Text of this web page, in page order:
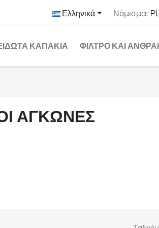
Ελληνικά Νόμισμα:
ΚΑΠΆΚΙΑ ΦΊΛΤΡΟ ΚΑΙ
ΑΓΚΏΝΕΣ